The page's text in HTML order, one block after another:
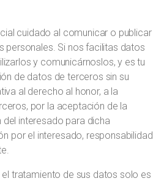
cuidado al comunicar o publicar
personales. Si nos facilitas datos
y comunicárnoslos, y es tu
de datos de terceros sin su
al derecho al honor, a la
por la aceptación de la
interesado para dicha
por el interesado, responsabilidad
tratamiento de sus datos solo es